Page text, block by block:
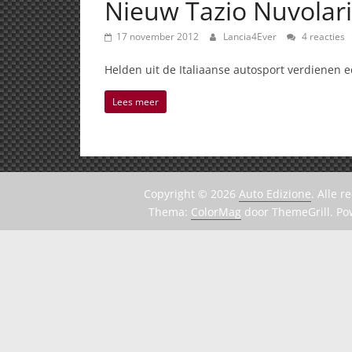
Nieuw Tazio
17 november 2012 Lancia4Ever 4 reacties
Helden uit de Italiaanse autosport verdienen
Lees meer
Copyright © 2026 Auto Edizione. Alle
Thema: ColorMag door ThemeGrill.